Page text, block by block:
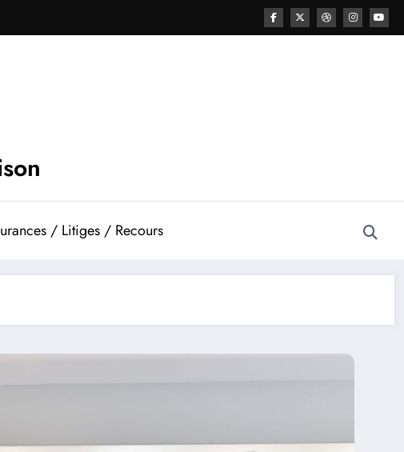
/ Litiges / Recours